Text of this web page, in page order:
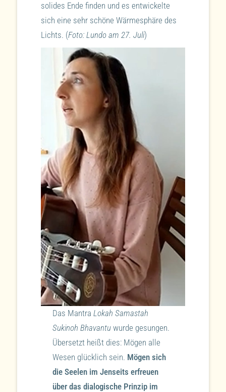
solides Ende finden und es entwickelte
sich eine sehr schöne Wärmesphäre des
Lichts. (Foto: Lundo am 27. Juli)
Das MantraLokah Samastah
Sukinoh Bhavantu wurde gesungen.
Übersetzt heißt dies: Mögen alle
Wesen glücklich sein. Mögen sich
die Seelen im Jenseits erfreuen
über das dialogische Prinzip im